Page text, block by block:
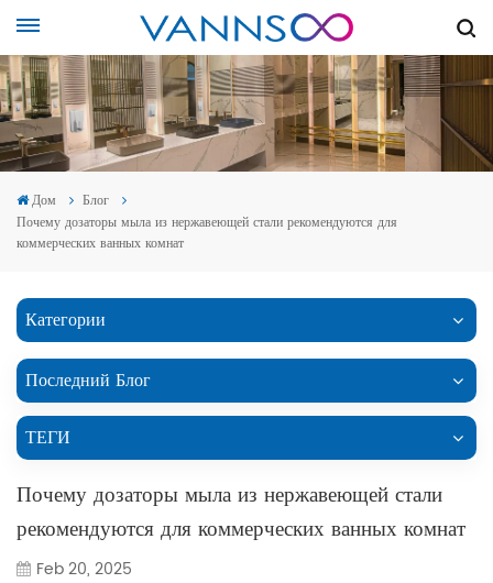
Дом
Блог
Почему дозаторы мыла из нержавеющей стали рекомендуются для
коммерческих ванных комнат
Категории
Последний Блог
ТЕГИ
Почему дозаторы мыла из нержавеющей стали
рекомендуются для коммерческих ванных комнат
Feb 20, 2025